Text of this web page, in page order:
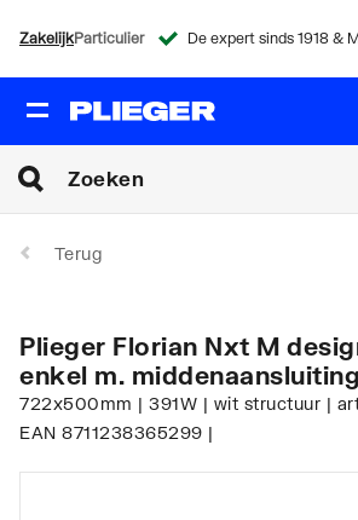
ZakelijkParticulier
Terug
Plieger Florian Nxt M
enkel m. middenaansluiting
722x500mm | 391W | wit structuur |
EAN 8711238365299 |